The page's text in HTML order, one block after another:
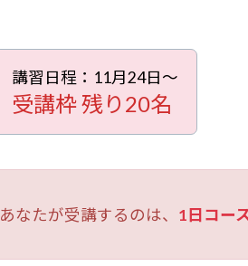
講習日程：11月24日～
受講枠 残り20名
あなたが受講するのは、 1日コー